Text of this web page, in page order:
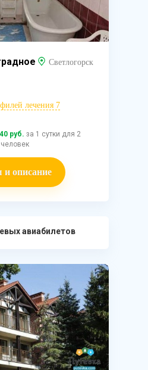
Светлогорск
лечения 7
руб. за 1 сутки для 2
человек
описание
авиабилетов